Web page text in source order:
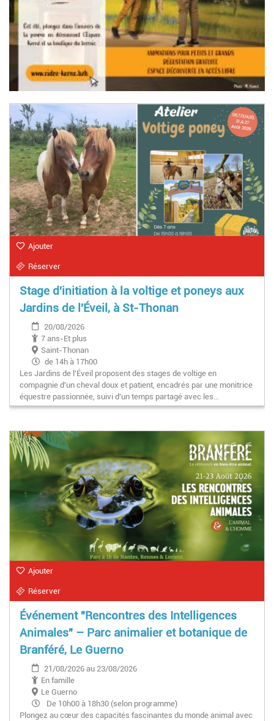
Ajouter
Réserver
Stage d'initiation à la voltige et poneys aux
Jardins de l'Éveil, à St-Thonan
20/08/2026
7 ans-Et plus
Saint-Thonan
de 14h à 17h00
Les Jardins de l'Éveil proposent des stages de voltige en
compagnie d'un cheval doux et patient, encadrés par une monitrice
équestre passionnée, suivi d'un temps partagé avec les…
Ajouter
Réserver
Événement "Rencontres des Intelligences
Animales" – Parc animalier et botanique de
Branféré, Le Guerno
21/08/2026 au 23/08/2026
En famille
Le Guerno
De 10h00 à 18h30 (selon programme)
Plongez au cœur des capacités fascinantes du monde animal avec